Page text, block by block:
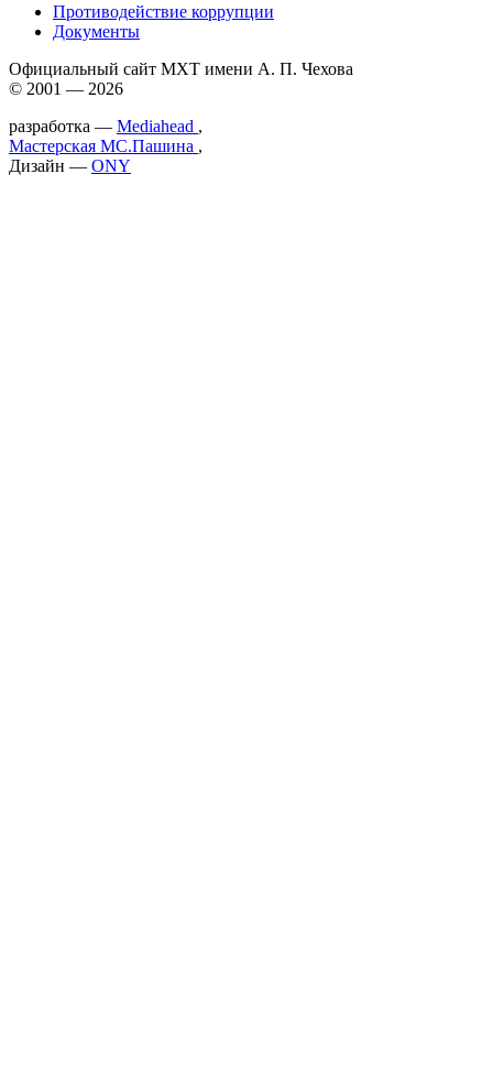
Противодействие коррупции
Документы
Официальный сайт МХТ имени А. П. Чехова
© 2001 — 2026
разработка — Mediahead ,
Мастерская МС.Пашина ,
Дизайн — ONY